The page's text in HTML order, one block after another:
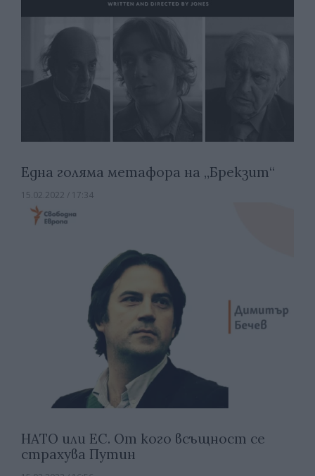
Една голяма метафора на „Брекзит“
15.02.2022 / 17:34
НАТО или ЕС. От кого всъщност се
страхува Путин